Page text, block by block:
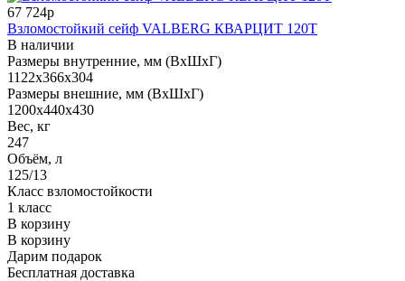
67 724р
Взломостойкий сейф VALBERG КВАРЦИТ 120Т
В наличии
Размеры внутренние, мм (ВхШхГ)
1122x366x304
Размеры внешние, мм (ВхШхГ)
1200x440x430
Вес, кг
247
Объём, л
125/13
Класс взломостойкости
1 класс
В корзину
В корзину
Дарим подарок
Бесплатная доставка